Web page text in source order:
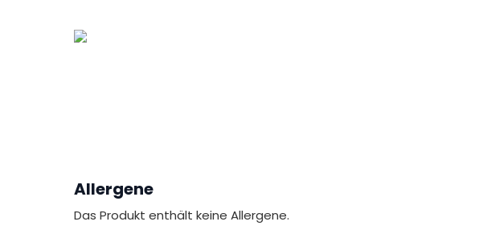
Allergene
Das Produkt enthält keine Allergene.